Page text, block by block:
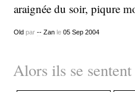
araignée du soir, piqure
Oldpar -- Zanle 05 Sep 2004
Alors ils se